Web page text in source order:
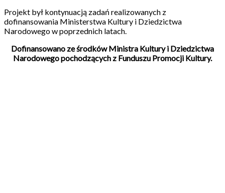
Projekt był kontynuacją zadań realizowanych z
dofinansowania Ministerstwa Kultury i Dziedzictwa
Narodowego w poprzednich latach.
Dofinansowano ze środków Ministra Kultury i Dziedzictwa
Narodowego pochodzących z Funduszu Promocji Kultury.